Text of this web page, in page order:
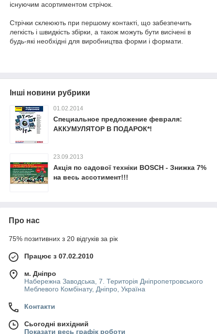
існуючим асортиментом стрічок.
Стрічки склеюють при першому контакті, що забезпечить
легкість і швидкість збірки, а також можуть бути висічені в
будь-які необхідні для виробництва форми і формати.
Інші новини рубрики
01.02.2014
Специальное предложение февраля:
АККУМУЛЯТОР В ПОДАРОК*!
23.09.2013
Акція по садової техніки BOSCH - Знижка 7%
на весь ассотимент!!!
Про нас
75% позитивних з 20 відгуків за рік
Працює з 07.02.2010
м. Дніпро
Набережна Заводська, 7. Територія Дніпропетровського
Меблевого Комбінату, Дніпро, Україна
Контакти
Сьогодні вихідний
Показати весь графік роботи